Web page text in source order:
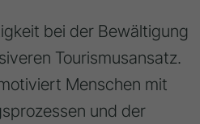
bei der Bewältigung
Tourismusansatz.
Menschen mit
und der